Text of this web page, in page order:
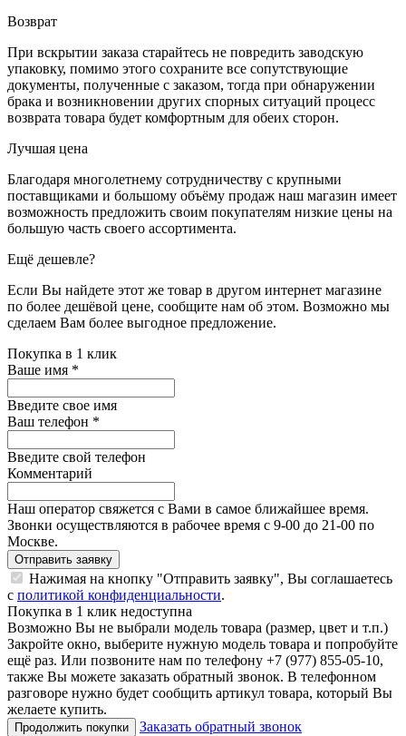
Возврат
При вскрытии заказа старайтесь не повредить заводскую
упаковку, помимо этого сохраните все сопутствующие
документы, полученные с заказом, тогда при обнаружении
брака и возникновении других спорных ситуаций процесс
возврата товара будет комфортным для обеих сторон.
Лучшая цена
Благодаря многолетнему сотрудничеству с крупными
поставщиками и большому объёму продаж наш магазин имеет
возможность предложить своим покупателям низкие цены на
большую часть своего ассортимента.
Ещё дешевле?
Если Вы найдете этот же товар в другом интернет магазине
по более дешёвой цене, сообщите нам об этом. Возможно мы
сделаем Вам более выгодное предложение.
Покупка в 1 клик
Ваше имя *
Введите свое имя
Ваш телефон *
Введите свой телефон
Комментарий
Наш оператор свяжется с Вами в самое ближайшее время.
Звонки осуществляются в рабочее время с 9-00 до 21-00 по
Москве.
Отправить заявку
Нажимая на кнопку "Отправить заявку", Вы соглашаетесь
с политикой конфиденциальности.
Покупка в 1 клик недоступна
Возможно Вы не выбрали модель товара (размер, цвет и т.п.)
Закройте окно, выберите нужную модель товара и попробуйте
ещё раз. Или позвоните нам по телефону +7 (977) 855-05-10,
также Вы можете заказать обратный звонок. В телефонном
разговоре нужно будет сообщить артикул товара, который Вы
желаете купить.
Продолжить покупки
Заказать обратный звонок